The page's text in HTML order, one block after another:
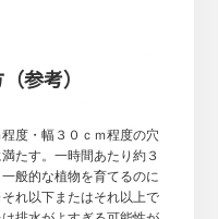
参考）
度・幅３０ｃｍ程度の穴
たす。一時間あたり約３
般的な植物を育てるのに
れ以下またはそれ以上で